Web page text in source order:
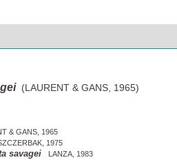
(LAURENT & GANS, 1965)
& GANS, 1965
1975
savagei LANZA, 1983